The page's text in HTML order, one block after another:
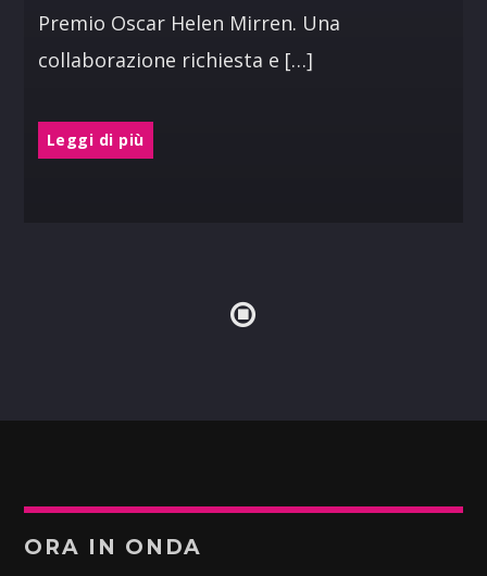
Premio Oscar Helen Mirren. Una
collaborazione richiesta e […]
Leggi di più
ORA IN ONDA